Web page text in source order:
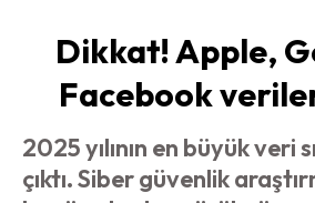
Dikkat! Apple,
Facebook
2025 yılının en büyük veri
çıktı. Siber güvenlik